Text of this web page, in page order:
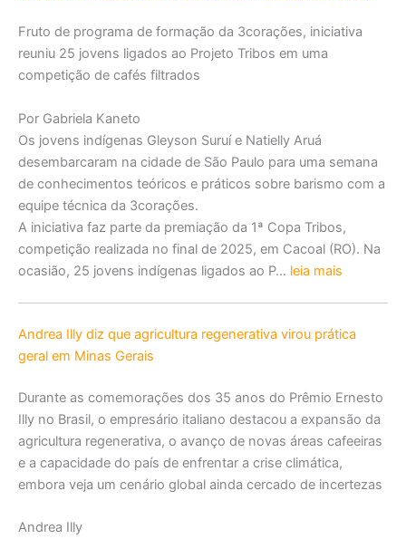
Fruto de programa de formação da 3corações, iniciativa
reuniu 25 jovens ligados ao Projeto Tribos em uma
competição de cafés filtrados
Por Gabriela Kaneto
Os jovens indígenas Gleyson Suruí e Natielly Aruá
desembarcaram na cidade de São Paulo para uma semana
de conhecimentos teóricos e práticos sobre barismo com a
equipe técnica da 3corações.
A iniciativa faz parte da premiação da 1ª Copa Tribos,
competição realizada no final de 2025, em Cacoal (RO). Na
ocasião, 25 jovens indígenas ligados ao P… leia mais
Andrea Illy diz que agricultura regenerativa virou prática
geral em Minas Gerais
Durante as comemorações dos 35 anos do Prêmio Ernesto
Illy no Brasil, o empresário italiano destacou a expansão da
agricultura regenerativa, o avanço de novas áreas cafeeiras
e a capacidade do país de enfrentar a crise climática,
embora veja um cenário global ainda cercado de incertezas
Andrea Illy